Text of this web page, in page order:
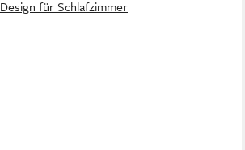
Design für Schlafzimmer